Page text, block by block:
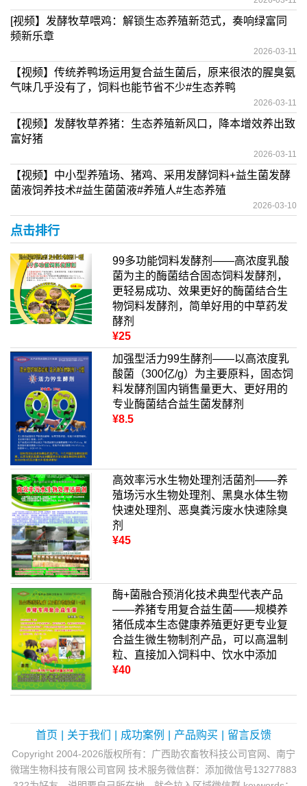
[视频】发酵牧草喂鸡：解锁生态养殖新范式，奏响绿富同
频新乐章
2026-03-11
【视频】传统养鸭场运用复合益生菌后，原来很浓的腥臭氨
气味几乎没有了，饲料也能节省不少#生态养鸭
2026-03-11
【视频】发酵牧草养猪：生态养殖新风口，降本增效养出致
富好猪
2026-03-11
【视频】中小型养殖场、猪鸡、采用发酵饲料+益生菌发酵
菌液饲养技术#益生菌菌液#养殖人#生态养殖
2026-03-10
点击排行
99多功能饲料发酵剂——高浓度乳酸
菌为主的酶菌结合固态饲料发酵剂，
更轻易成功、效果更好的酶菌结合生
物饲料发酵剂，简单好用的中草药发
酵剂
¥25
加强型活力99生酵剂——以高浓度乳
酸菌（300亿/g）为主要原料，固态饲
料发酵剂国内销售量更大、更好用的
专业酶菌结合益生菌发酵剂
¥8.5
高效率污水生物处理剂活菌剂——养
殖场污水生物处理剂、黑臭水体生物
快速处理剂、恶臭粪污废水快速除臭
剂
¥45
酶+菌融合预消化技术典型代表产品
——养猪专用复合益生菌——规模养
猪低成本生态健康养殖更好更专业复
合益生微生物制剂产品，可以高温制
粒、直接加入饲料中、饮水中添加
¥40
首页 关于我们 成功案例 产品购买 留言反馈
Copyright 2004-2026版权所有：广西助农畜牧科技公司官网、南宁
微瑞生物科技有限公司官网 技术服务微信群：添加微信号13277883